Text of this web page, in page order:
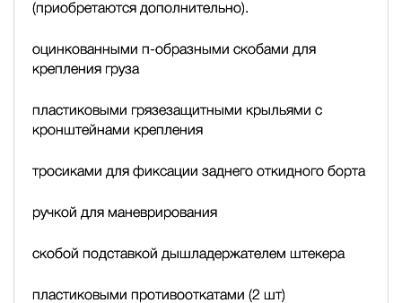
(приобретаются дополнительно).
оцинкованными п-образными скобами для
крепления груза
пластиковыми грязезащитными крыльями с
кронштейнами крепления
тросиками для фиксации заднего откидного борта
ручкой для маневрирования
скобой подставкой дышладержателем штекера
пластиковыми противооткатами (2 шт)